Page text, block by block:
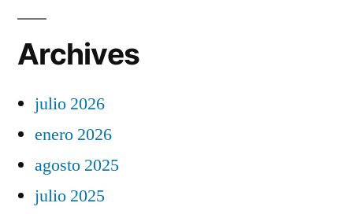
Archives
julio 2026
enero 2026
agosto 2025
julio 2025